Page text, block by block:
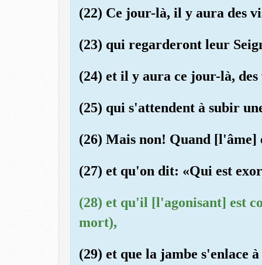
(22) Ce jour-là, il y aura des
(23) qui regarderont leur
(24) et il y aura ce jour-là, des
(25) qui s'attendent à subir
(26) Mais non! Quand
(27) et qu'on dit: «Qui est
(28) et qu'il [l'agonisant] est
mort),
(29) et que la jambe s'enlace